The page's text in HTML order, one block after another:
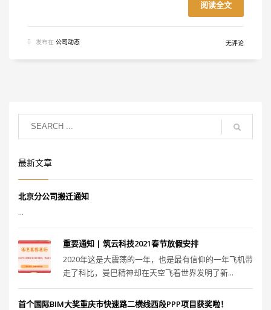
阅读全文
发布在 公司动态 无评论
最新文章
北京分公司搬迁通知
...
重要通知 | 筑云科技2021春节放假安排
2020年这是大震荡的一年，也是最有信仰的一年飞机带
走了科比，曼巴精神却在天空飞着世界发明了新...
首个国际BIM大奖重庆市快速路二横线西段PPP项目获奖啦！